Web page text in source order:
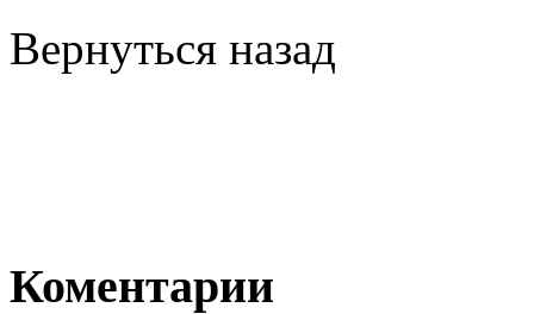
Вернуться назад
Коментарии